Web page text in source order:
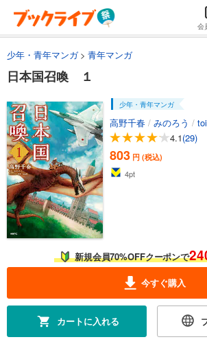
会
少年・青年マンガ 青年マンガ
日本国召喚 １
少年・青年マンガ
高野千春 / みのろう /
4.1(29)
803 円 (税込)
4pt
新規会員70%OFFクーポンで
今すぐ購入
カートに入れる